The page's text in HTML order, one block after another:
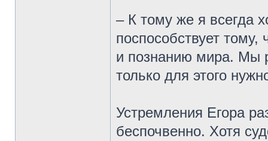
– К тому же я всегда
поспособствует
и познанию мира. Мы
только для этого
Устремления Егора
беспочвенно. Хотя